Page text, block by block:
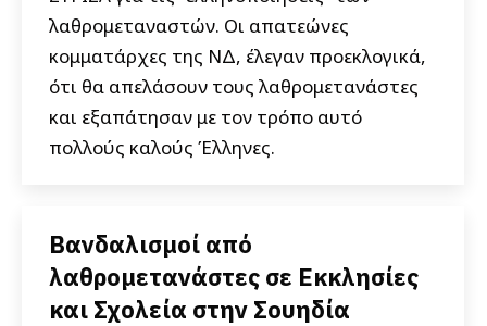
λαθρομεταναστών. Οι απατεώνες
κομματάρχες της ΝΔ, έλεγαν προεκλογικά,
ότι θα απελάσουν τους λαθρομετανάστες
και εξαπάτησαν με τον τρόπο αυτό
πολλούς καλούς Έλληνες.
Βανδαλισμοί από
λαθρομετανάστες σε Εκκλησίες
και Σχολεία στην Σουηδία